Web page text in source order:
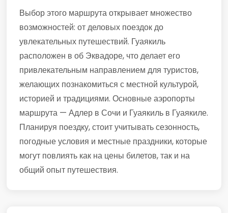
Выбор этого маршрута открывает множество
возможностей: от деловых поездок до
увлекательных путешествий. Гуаякиль
расположен в об Эквадоре, что делает его
привлекательным направлением для туристов,
желающих познакомиться с местной культурой,
историей и традициями. Основные аэропорты
маршрута — Адлер в Сочи и Гуаякиль в Гуаякиле.
Планируя поездку, стоит учитывать сезонность,
погодные условия и местные праздники, которые
могут повлиять как на цены билетов, так и на
общий опыт путешествия.